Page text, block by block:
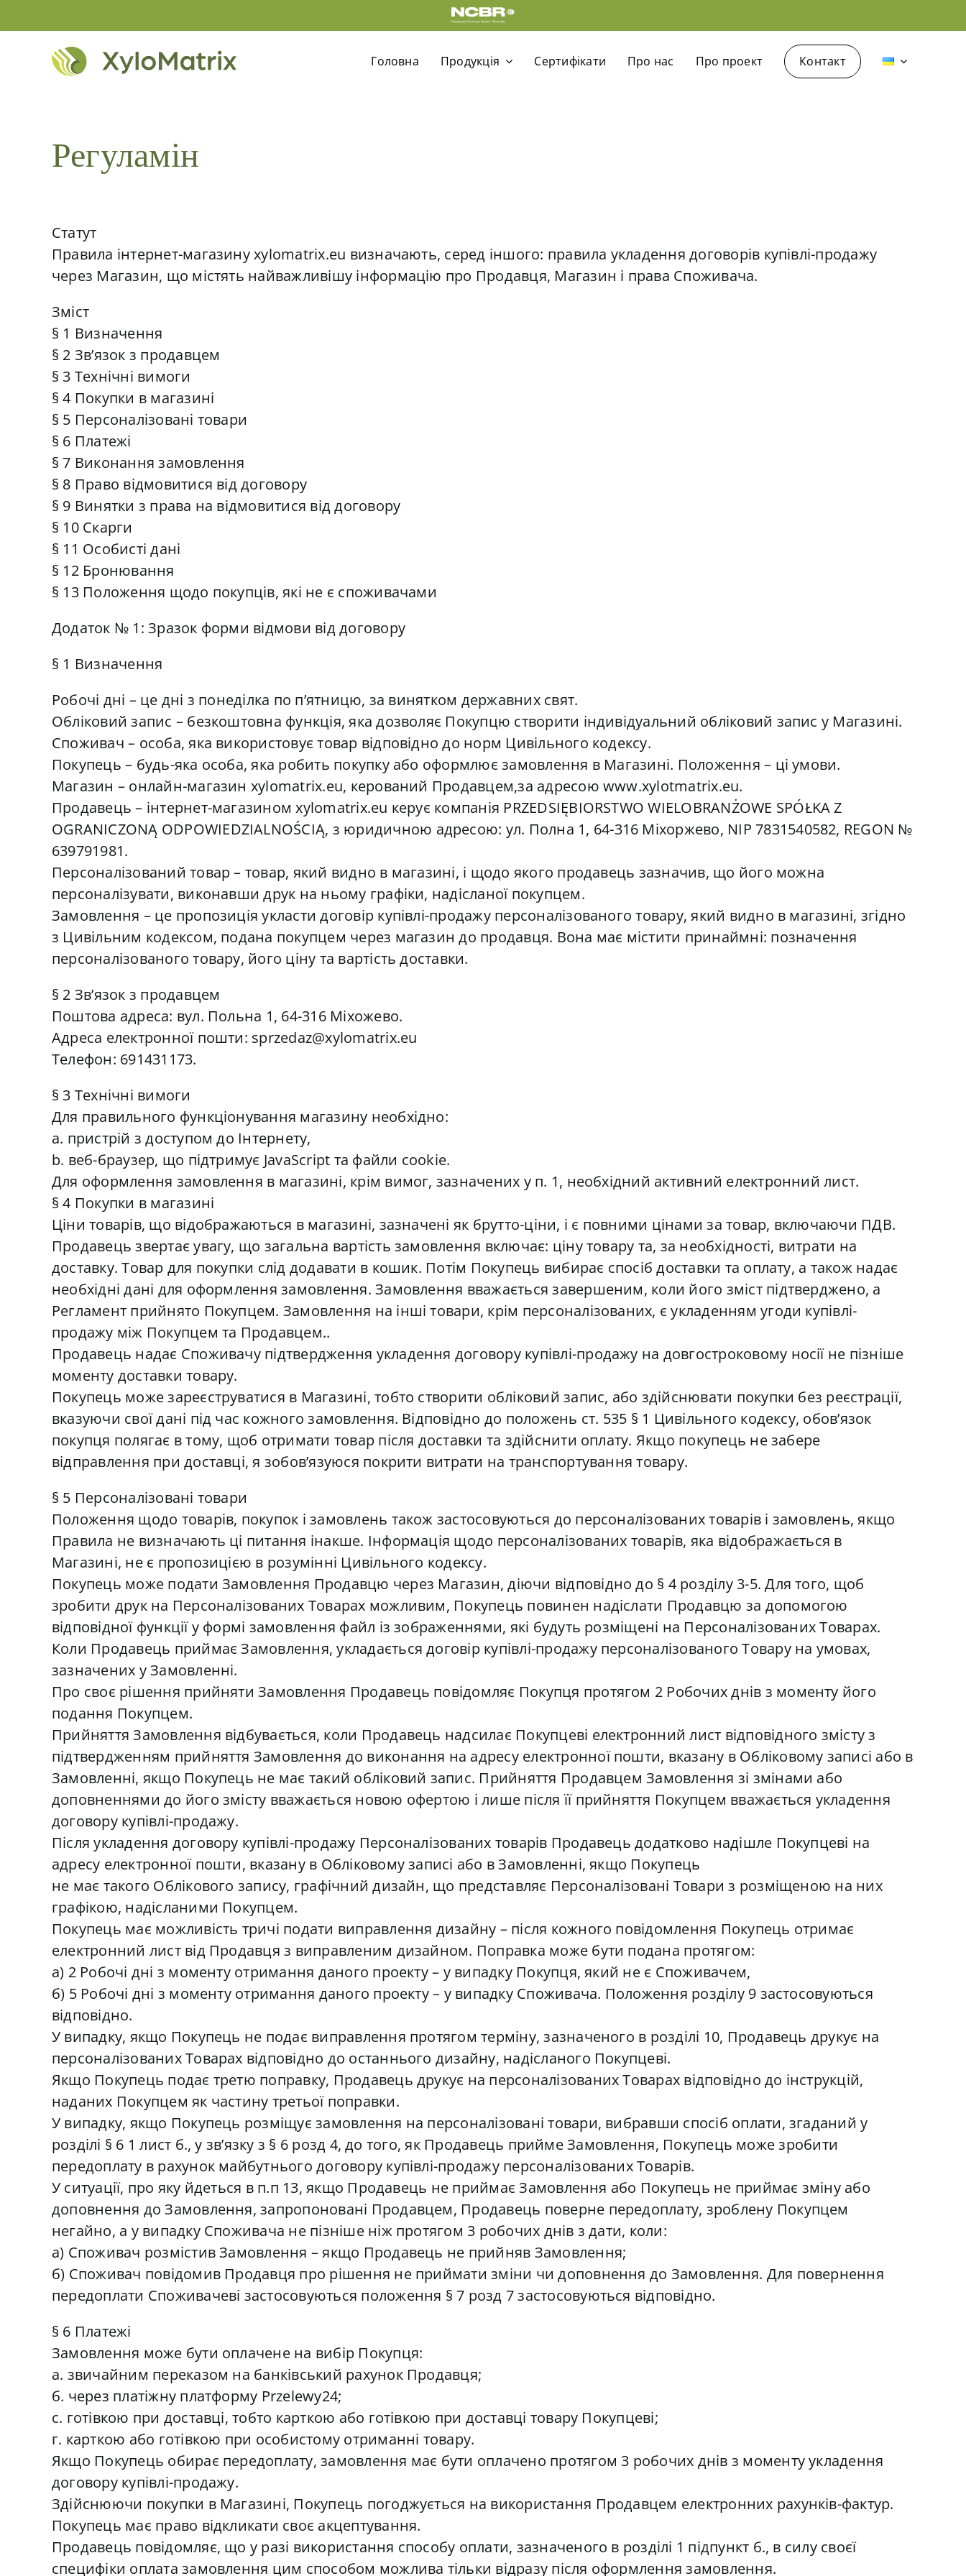
to
Головна
Продукція Cертифікати Про нас Про проект Контакт
Регуламін
Статут
Правила інтернет-магазину xylomatrix.eu визначають, серед іншого: правила укладення договорів купівлі-продажу
через Магазин, що містять найважливішу інформацію про Продавця, Магазин і права Споживача.
Зміст
§ 1 Визначення
§ 2 Зв’язок з продавцем
§ 3 Технічні вимоги
§ 4 Покупки в магазині
§ 5 Персоналізовані товари
§ 6 Платежі
§ 7 Виконання замовлення
§ 8 Право відмовитися від договору
§ 9 Винятки з права на відмовитися від договору
§ 10 Скарги
§ 11 Особисті дані
§ 12 Бронювання
§ 13 Положення щодо покупців, які не є споживачами
Додаток № 1: Зразок форми відмови від договору
§ 1 Визначення
Робочі дні – це дні з понеділка по п’ятницю, за винятком державних свят.
Обліковий запис – безкоштовна функція, яка дозволяє Покупцю створити індивідуальний обліковий запис у Магазині.
Споживач – особа, яка використовує товар відповідно до норм Цивільного кодексу.
Покупець – будь-яка особа, яка робить покупку або оформлює замовлення в Магазині. Положення – ці умови.
Магазин – онлайн-магазин xylomatrix.eu, керований Продавцем,за адресою www.xylotmatrix.eu.
Продавець – інтернет-магазином xylomatrix.eu керує компанія PRZEDSIĘBIORSTWO WIELOBRANŻOWE SPÓŁKA Z
OGRANICZONĄ ODPOWIEDZIALNOŚCIĄ, з юридичною адресою: ул. Полна 1, 64-316 Міхоржево, NIP 7831540582, REGON №
639791981.
Персоналізований товар – товар, який видно в магазині, і щодо якого продавець зазначив, що його можна
персоналізувати, виконавши друк на ньому графіки, надісланої покупцем.
Замовлення – це пропозиція укласти договір купівлі-продажу персоналізованого товару, який видно в магазині, згідно
з Цивільним кодексом, подана покупцем через магазин до продавця. Вона має містити принаймні: позначення
персоналізованого товару, його ціну та вартість доставки.
§ 2 Зв’язок з продавцем
Поштова адреса: вул. Польна 1, 64-316 Міхожево.
Адреса електронної пошти: sprzedaz@xylomatrix.eu
Телефон: 691431173.
§ 3 Технічні вимоги
Для правильного функціонування магазину необхідно:
a. пристрій з доступом до Інтернету,
b. веб-браузер, що підтримує JavaScript та файли cookie.
Для оформлення замовлення в магазині, крім вимог, зазначених у п. 1, необхідний активний електронний лист.
§ 4 Покупки в магазині
Ціни товарів, що відображаються в магазині, зазначені як брутто-ціни, і є повними цінами за товар, включаючи ПДВ.
Продавець звертає увагу, що загальна вартість замовлення включає: ціну товару та, за необхідності, витрати на
доставку. Товар для покупки слід додавати в кошик. Потім Покупець вибирає спосіб доставки та оплату, а також надає
необхідні дані для оформлення замовлення. Замовлення вважається завершеним, коли його зміст підтверджено, а
Регламент прийнято Покупцем. Замовлення на інші товари, крім персоналізованих, є укладенням угоди купівлі-
продажу між Покупцем та Продавцем..
Продавець надає Споживачу підтвердження укладення договору купівлі-продажу на довгостроковому носії не пізніше
моменту доставки товару.
Покупець може зареєструватися в Магазині, тобто створити обліковий запис, або здійснювати покупки без реєстрації,
вказуючи свої дані під час кожного замовлення. Відповідно до положень ст. 535 § 1 Цивільного кодексу, обов’язок
покупця полягає в тому, щоб отримати товар після доставки та здійснити оплату. Якщо покупець не забере
відправлення при доставці, я зобов’язуюся покрити витрати на транспортування товару.
§ 5 Персоналізовані товари
Положення щодо товарів, покупок і замовлень також застосовуються до персоналізованих товарів і замовлень, якщо
Правила не визначають ці питання інакше. Інформація щодо персоналізованих товарів, яка відображається в
Магазині, не є пропозицією в розумінні Цивільного кодексу.
Покупець може подати Замовлення Продавцю через Магазин, діючи відповідно до § 4 розділу 3-5. Для того, щоб
зробити друк на Персоналізованих Товарах можливим, Покупець повинен надіслати Продавцю за допомогою
відповідної функції у формі замовлення файл із зображеннями, які будуть розміщені на Персоналізованих Товарах.
Коли Продавець приймає Замовлення, укладається договір купівлі-продажу персоналізованого Товару на умовах,
зазначених у Замовленні.
Про своє рішення прийняти Замовлення Продавець повідомляє Покупця протягом 2 Робочих днів з моменту його
подання Покупцем.
Прийняття Замовлення відбувається, коли Продавець надсилає Покупцеві електронний лист відповідного змісту з
підтвердженням прийняття Замовлення до виконання на адресу електронної пошти, вказану в Обліковому записі або в
Замовленні, якщо Покупець не має такий обліковий запис. Прийняття Продавцем Замовлення зі змінами або
доповненнями до його змісту вважається новою офертою і лише після її прийняття Покупцем вважається укладення
договору купівлі-продажу.
Після укладення договору купівлі-продажу Персоналізованих товарів Продавець додатково надішле Покупцеві на
адресу електронної пошти, вказану в Обліковому записі або в Замовленні, якщо Покупець
не має такого Облікового запису, графічний дизайн, що представляє Персоналізовані Товари з розміщеною на них
графікою, надісланими Покупцем.
Покупець має можливість тричі подати виправлення дизайну – після кожного повідомлення Покупець отримає
електронний лист від Продавця з виправленим дизайном. Поправка може бути подана протягом:
а) 2 Робочі дні з моменту отримання даного проекту – у випадку Покупця, який не є Споживачем,
б) 5 Робочі дні з моменту отримання даного проекту – у випадку Споживача. Положення розділу 9 застосовуються
відповідно.
У випадку, якщо Покупець не подає виправлення протягом терміну, зазначеного в розділі 10, Продавець друкує на
персоналізованих Товарах відповідно до останнього дизайну, надісланого Покупцеві.
Якщо Покупець подає третю поправку, Продавець друкує на персоналізованих Товарах відповідно до інструкцій,
наданих Покупцем як частину третьої поправки.
У випадку, якщо Покупець розміщує замовлення на персоналізовані товари, вибравши спосіб оплати, згаданий у
розділі § 6 1 лист б., у зв’язку з § 6 розд 4, до того, як Продавець прийме Замовлення, Покупець може зробити
передоплату в рахунок майбутнього договору купівлі-продажу персоналізованих Товарів.
У ситуації, про яку йдеться в п.п 13, якщо Продавець не приймає Замовлення або Покупець не приймає зміну або
доповнення до Замовлення, запропоновані Продавцем, Продавець поверне передоплату, зроблену Покупцем
негайно, а у випадку Споживача не пізніше ніж протягом 3 робочих днів з дати, коли:
а) Споживач розмістив Замовлення – якщо Продавець не прийняв Замовлення;
б) Споживач повідомив Продавця про рішення не приймати зміни чи доповнення до Замовлення. Для повернення
передоплати Споживачеві застосовуються положення § 7 розд 7 застосовуються відповідно.
§ 6 Платежі
Замовлення може бути оплачене на вибір Покупця:
а. звичайним переказом на банківський рахунок Продавця;
б. через платіжну платформу Przelewy24;
c. готівкою при доставці, тобто карткою або готівкою при доставці товару Покупцеві;
г. карткою або готівкою при особистому отриманні товару.
Якщо Покупець обирає передоплату, замовлення має бути оплачено протягом 3 робочих днів з моменту укладення
договору купівлі-продажу.
Здійснюючи покупки в Магазині, Покупець погоджується на використання Продавцем електронних рахунків-фактур.
Покупець має право відкликати своє акцептування.
Продавець повідомляє, що у разі використання способу оплати, зазначеного в розділі 1 підпункт б., в силу своєї
специфіки оплата замовлення цим способом можлива тільки відразу після оформлення замовлення.